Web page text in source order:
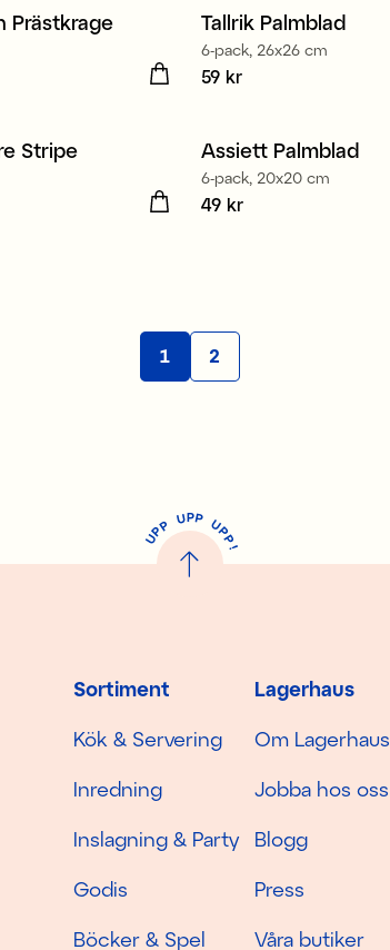
Prästkrage Tallrik Palmblad
6-pack, 26x26 cm
Pris:
59 kr
Stripe Assiett Palmblad
6-pack, 20x20 cm
Pris:
49 kr
1 2
U
P
P UPP UP
P
!
Sortiment
Kök & Servering
Inredning
Inslagning & Party
Godis
Böcker & Spel
Lagerhaus
Om Lagerhaus
Jobba hos oss
Blogg
Press
Våra butiker